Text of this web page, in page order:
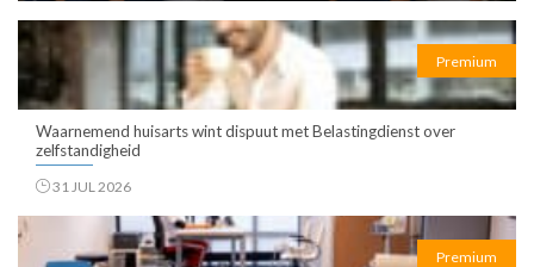
Premium
Waarnemend huisarts wint dispuut met Belastingdienst over
zelfstandigheid
31 JUL 2026
Premium